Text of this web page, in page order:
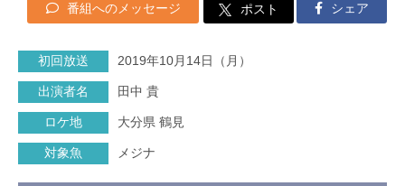
番組へのメッセージ ポスト シェア
初回放送 2019年10月14日（月）
出演者名 田中 貴
ロケ地 大分県 鶴見
対象魚 メジナ